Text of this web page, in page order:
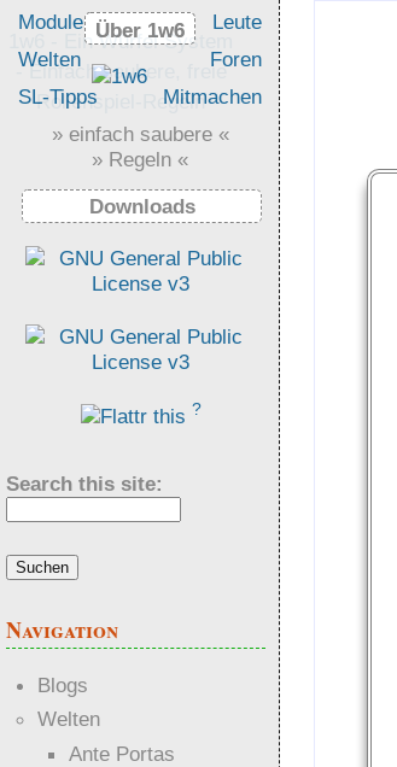
1w6 - Ein Würfel System
- Einfach saubere, freie
Rollenspiel-Regeln
Über 1w6
Module
Leute
Welten
Foren
SL-Tipps
Mitmachen
» einfach saubere «
» Regeln «
Über 1w6
Downloads
?
Search this site:
Navigation
Blogs
Welten
Ante Portas